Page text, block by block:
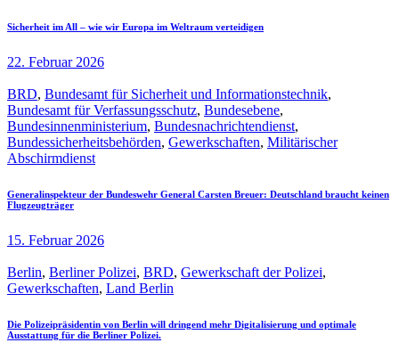
Sicherheit im All – wie wir Europa im Weltraum verteidigen
22. Februar 2026
BRD, Bundesamt für Sicherheit und Informationstechnik,
Bundesamt für Verfassungsschutz, Bundesebene,
Bundesinnenministerium, Bundesnachrichtendienst,
Bundessicherheitsbehörden, Gewerkschaften, Militärischer
Abschirmdienst
Generalinspekteur der Bundeswehr General Carsten Breuer: Deutschland braucht keinen
Flugzeugträger
15. Februar 2026
Berlin, Berliner Polizei, BRD, Gewerkschaft der Polizei,
Gewerkschaften, Land Berlin
Die Polizeipräsidentin von Berlin will dringend mehr Digitalisierung und optimale
Ausstattung für die Berliner Polizei.